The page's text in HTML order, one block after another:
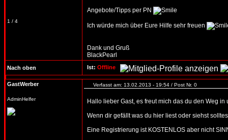
1 / 4
Angebote/Tipps per PN
Ich würde mich über Eure Hilfe sehr freuen
Dank und Gruß
BlackPearl
Nach oben Ist: Offline
GastWerber
AdminHelfer
Verfasst am: 13.02.2013 - 19:54 / Post Nr. 0
Hallo lieber Gast, es freut mich das du den Weg
Wenn dir gefällt was du hier liest oder siehst
Eine Registrierung ist KOSTENLOS aber nicht